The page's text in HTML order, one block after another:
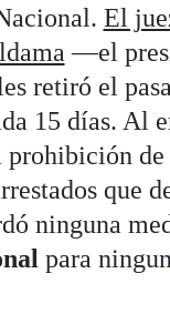
El
—el
retiró el
15 días. Al
que
ninguna
para